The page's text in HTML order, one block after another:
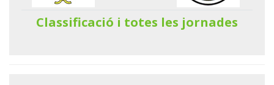
Classificació i totes les jornades